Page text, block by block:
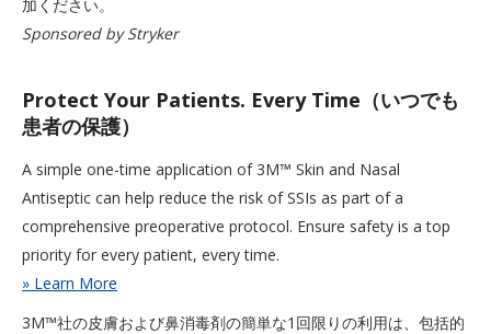
加ください。
Sponsored by Stryker
Protect Your Patients. Every Time（いつでも
患者の保護）
A simple one-time application of 3M™ Skin and Nasal
Antiseptic can help reduce the risk of SSIs as part of a
comprehensive preoperative protocol. Ensure safety is a top
priority for every patient, every time.
» Learn More
3M™社の皮膚および鼻消毒剤の簡単な1回限りの利用は、包括的